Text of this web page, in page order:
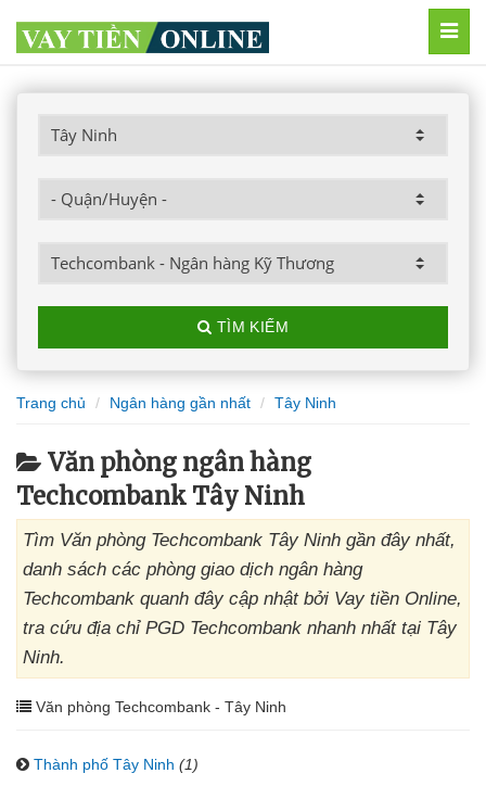
TÌM KIẾM
Trang chủ Ngân hàng gần nhất Tây Ninh
Văn phòng ngân hàng
Techcombank Tây Ninh
Tìm Văn phòng Techcombank Tây Ninh gần đây nhất,
danh sách các phòng giao dịch ngân hàng
Techcombank quanh đây cập nhật bởi Vay tiền Online,
tra cứu địa chỉ PGD Techcombank nhanh nhất tại Tây
Ninh.
Văn phòng Techcombank - Tây Ninh
Thành phố Tây Ninh (1)